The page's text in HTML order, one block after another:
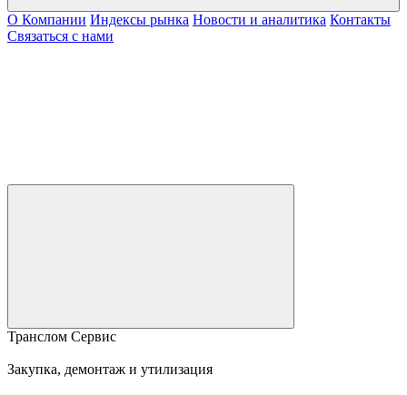
О Компании Индексы рынка Новости и аналитика Контакты
Связаться с нами
Транслом Сервис
Закупка, демонтаж и утилизация